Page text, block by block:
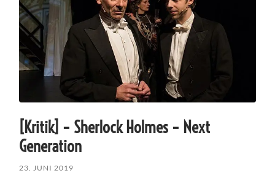
[Kritik] – Sherlock Holmes – Next
Generation
23. JUNI 2019